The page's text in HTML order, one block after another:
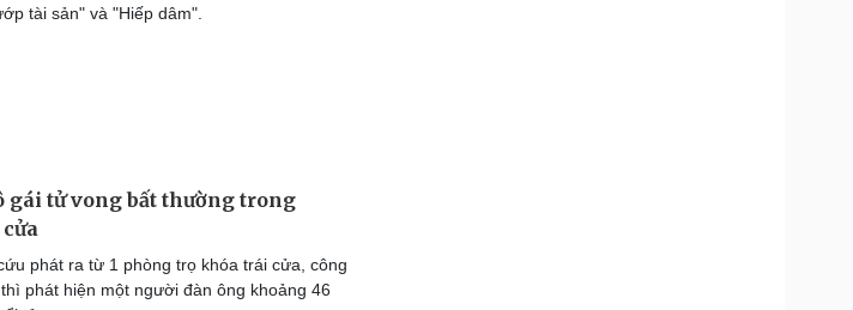
tài sản" và "Hiếp dâm".
gái tử vong bất thường trong
phát ra từ 1 phòng trọ khóa trái cửa, công
phát hiện một người đàn ông khoảng 46